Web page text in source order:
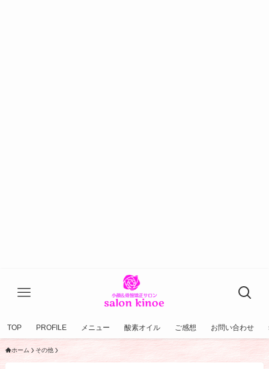
TOP PROFILE メニュー 酸素オイル ご感想 お問い合わせ
ホーム その他